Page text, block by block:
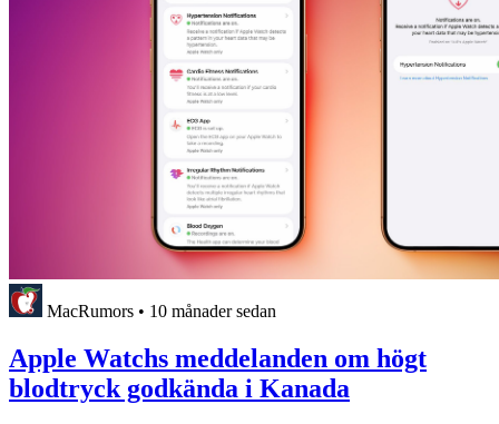
MacRumors • 10 månader sedan
Apple Watchs meddelanden om högt
blodtryck godkända i Kanada